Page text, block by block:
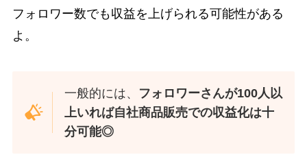
フォロワー数でも収益を上げられる可能性がある
よ。
一般的には、 フォロワーさんが100人以
上いれば自社商品販売での収益化は十
分可能◎